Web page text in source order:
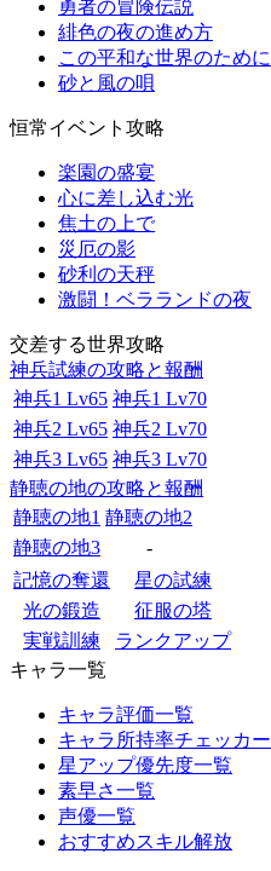
勇者の冒険伝説
緋色の夜の進め方
この平和な世界のために
砂と風の唄
恒常イベント攻略
楽園の盛宴
心に差し込む光
焦土の上で
災厄の影
砂利の天秤
激闘！ベラランドの夜
交差する世界攻略
神兵試練の攻略と報酬
神兵1 Lv65 神兵1 Lv70
神兵2 Lv65 神兵2 Lv70
神兵3 Lv65 神兵3 Lv70
静聴の地の攻略と報酬
静聴の地1 静聴の地2
静聴の地3
-
記憶の奪還
星の試練
光の鍛造
征服の塔
実戦訓練
ランクアップ
キャラ一覧
キャラ評価一覧
キャラ所持率チェッカー
星アップ優先度一覧
素早さ一覧
声優一覧
おすすめスキル解放